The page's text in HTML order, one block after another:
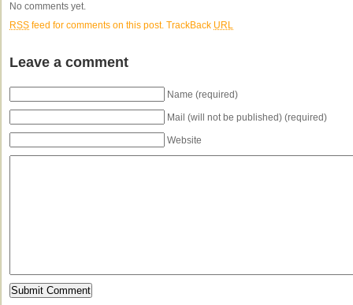
No comments yet.
RSS feed for comments on this post. TrackBack URL
Leave a comment
Name (required)
Mail (will not be published) (required)
Website